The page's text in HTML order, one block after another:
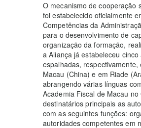
O mecanismo de cooperação
foi estabelecido oficialmente
Competências da
para o desenvolvimento de
organização da formação,
a Aliança já estabeleceu
espalhadas,
Macau (China) e em Riade
abrangendo várias línguas
Academia Fiscal de Macau
destinatários principais as
com as seguintes funções:
autoridades competentes em